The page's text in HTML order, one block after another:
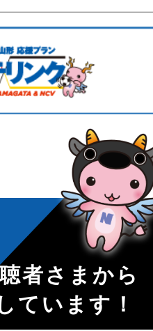
ています！